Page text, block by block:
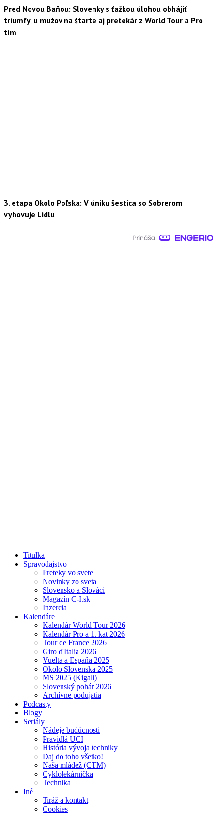
Pred Novou Baňou: Slovenky s ťažkou úlohou obhájiť
triumfy, u mužov na štarte aj pretekár z World Tour a Pro
tím
3. etapa Okolo Poľska: V úniku šestica so Sobrerom
vyhovuje Lidlu
Titulka
Spravodajstvo
Preteky vo svete
Novinky zo sveta
Slovensko a Slováci
Magazín C-I.sk
Inzercia
Kalendáre
Kalendár World Tour 2026
Kalendár Pro a 1. kat 2026
Tour de France 2026
Giro d'Italia 2026
Vuelta a Espaňa 2025
Okolo Slovenska 2025
MS 2025 (Kigali)
Slovenský pohár 2026
Archívne podujatia
Podcasty
Blogy
Seriály
Nádeje budúcnosti
Pravidlá UCI
História vývoja techniky
Daj do toho všetko!
Naša mládež (CTM)
Cyklolekárnička
Technika
Iné
Tiráž a kontakt
Cookies